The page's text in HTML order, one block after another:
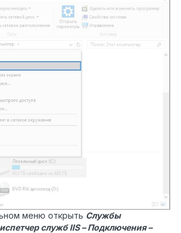
меню открыть Службы
служб IIS – Подключения –